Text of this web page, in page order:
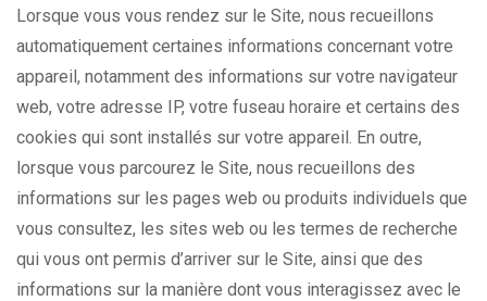
Lorsque vous vous rendez sur le Site, nous recueillons
automatiquement certaines informations concernant votre
appareil, notamment des informations sur votre navigateur
web, votre adresse IP, votre fuseau horaire et certains des
cookies qui sont installés sur votre appareil. En outre,
lorsque vous parcourez le Site, nous recueillons des
informations sur les pages web ou produits individuels que
vous consultez, les sites web ou les termes de recherche
qui vous ont permis d’arriver sur le Site, ainsi que des
informations sur la manière dont vous interagissez avec le